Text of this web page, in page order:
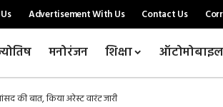
Advertisement With Us Contact Us
मनोरंजन शिक्षा ऑटोमोबाइल
की बात, किया अरेस्ट वारंट जारी